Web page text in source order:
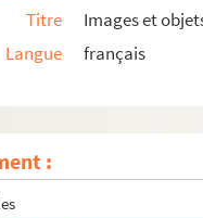
Titre
Images et
Langue
français
:
et sociale
et aménagements